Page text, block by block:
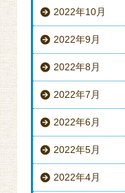
2022年10月
2022年9月
2022年8月
2022年7月
2022年6月
2022年5月
2022年4月